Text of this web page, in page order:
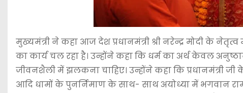
मुख्यमंत्री ने कहा आज देश प्रधानमंत्री श्री नरेन्द्र मोदी के
का कार्य चल रहा है। उन्होंने कहा कि धर्म का अर्थ केवल
जीवनशैली में झलकना चाहिए। उन्होंने कहा कि प्रधानमंत्री जी
आदि धामों के पुनर्निमाण के साथ- साथ अयोध्या में भगवान